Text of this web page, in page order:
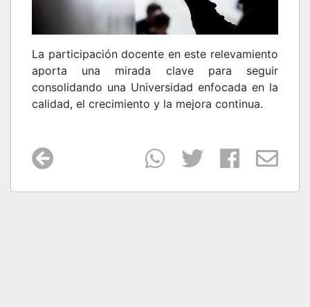
La participación docente en este relevamiento
aporta una mirada clave para seguir
consolidando una Universidad enfocada en la
calidad, el crecimiento y la mejora continua.